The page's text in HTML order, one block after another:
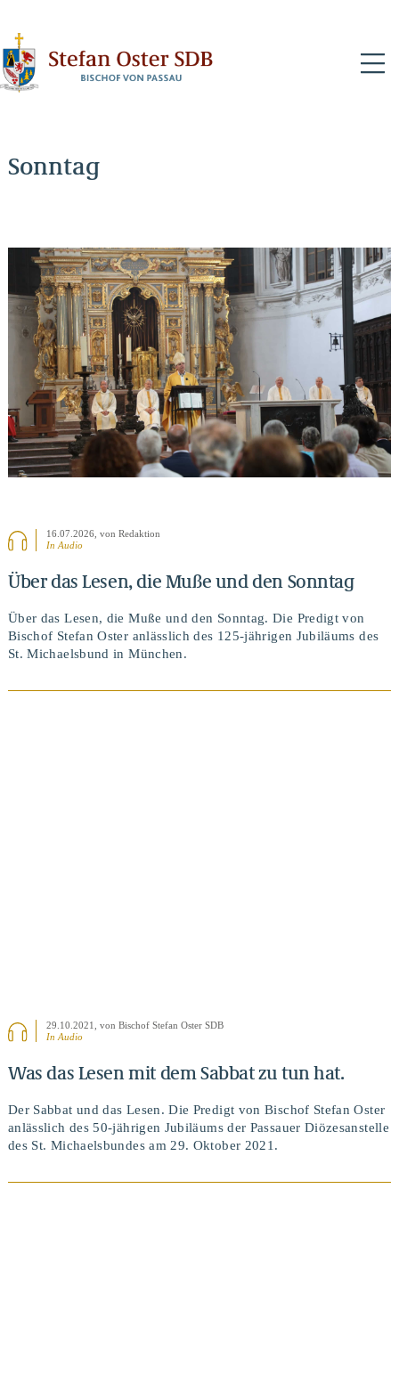
Sonntag
16.07.2026 , von Redaktion
In Audio
Über das Lesen, die Muße und den Sonntag
Über das Lesen, die Muße und den Sonntag. Die Predigt von
Bischof Stefan Oster anlässlich des 125-jährigen Jubiläums des
St. Michaelsbund in München.
29.10.2021
, von Bischof Stefan Oster SDB
In Audio
Was das Lesen mit dem Sabbat zu tun hat.
Der Sabbat und das Lesen. Die Predigt von Bischof Stefan Oster
anlässlich des 50-jährigen Jubiläums der Passauer Diözesanstelle
des St. Michaelsbundes am 29. Oktober 2021.